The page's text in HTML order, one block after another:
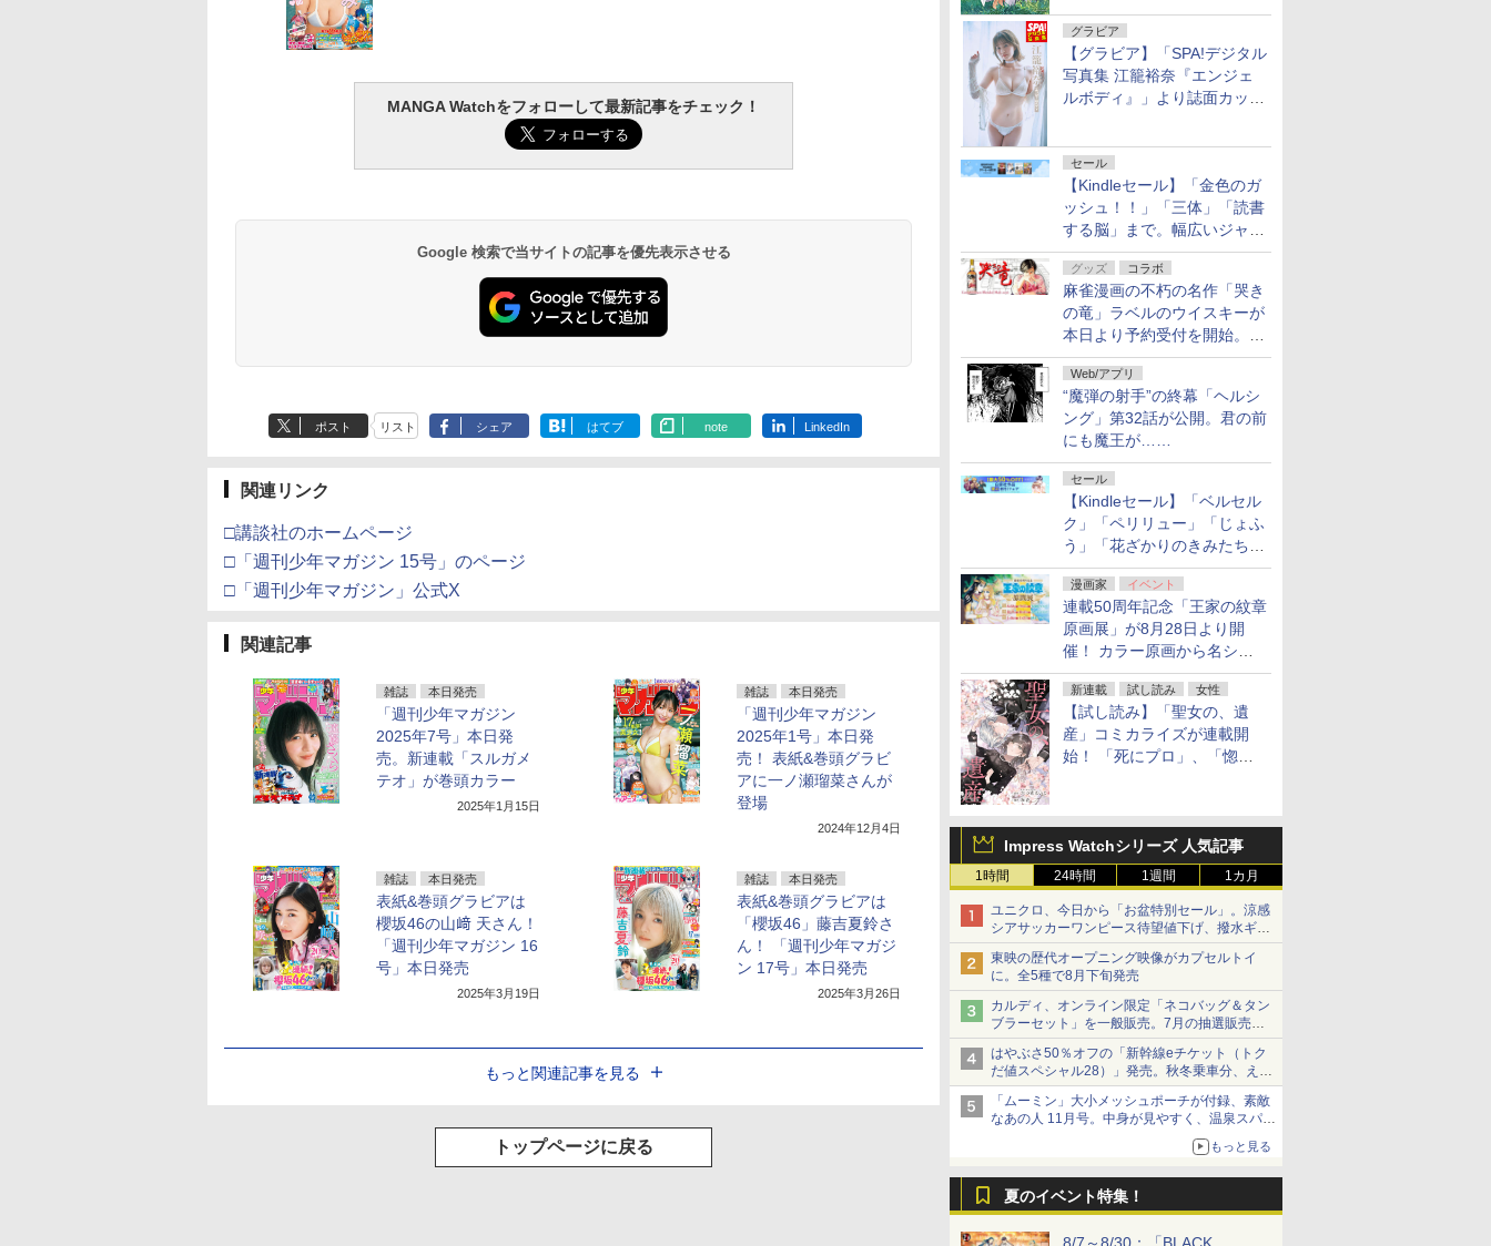
グラビア
【グラビア】「SPA!デジタル
写真集 江籠裕奈『エンジェ
ルボディ』」より誌面カット
セール
【Kindleセール】「金色のガ
ッシュ！！」「三体」「読書
する脳」まで。幅広いジャン
ルの電子書籍が最大65％オ
フ！「Kindle本サマーセー
ル」第2弾が開催中！
グッズ コラボ
麻雀漫画の不朽の名作「哭き
の竜」ラベルのウイスキーが
本日より予約受付を開始。8
月16日まで
Web/アプリ
“魔弾の射手”の終幕「ヘルシ
ング」第32話が公開。君の前
にも魔王が……
セール
【Kindleセール】「ベルセル
ク」「ペリリュー」「じょふ
う」「花ざかりのきみたち
へ」などが最大50％オフ！
「白泉社 夏の大割引セー
ル」が開催中！
漫画家 イベント
連載50周年記念「王家の紋章
原画展」が8月28日より開
催！ カラー原画から名シー
ンの原稿まで
新連載 試し読み 女性
【試し読み】「聖女の、遺
産」コミカライズが連載開
始！ 「死にプロ」、「惚れ
Impress Watchシリーズ 人気記事
1時間 24時間 1週間 1カ月
ユニクロ、今日から「お盆特別セール」。涼感
シアサッカーワンピース待望値下げ、撥水ギア
ショーツは1990円に
東映の歴代オープニング映像がカプセルトイ
に。全5種で8月下旬発売
カルディ、オンライン限定「ネコバッグ＆タン
ブラーセット」を一般販売。7月の抽選販売の
当選無効分
はやぶさ50％オフの「新幹線eチケット（トク
だ値スペシャル28）」発売。秋冬乗車分、えき
ねっと限定
「ムーミン」大小メッシュポーチが付録、素敵
なあの人 11月号。中身が見やすく、温泉スパに
もっと見る
夏のイベント特集！
MANGA Watchをフォローして最新記事をチェック！
Google 検索で当サイトの記事を優先表示させる
ポスト リスト シェア はてブ note LinkedIn
関連リンク
□講談社のホームページ
□「週刊少年マガジン 15号」のページ
□「週刊少年マガジン」公式X
関連記事
雑誌 本日発売
「週刊少年マガジン
2025年7号」本日発
売。新連載「スルガメ
テオ」が巻頭カラー
2025年1月15日
雑誌 本日発売
「週刊少年マガジン
2025年1号」本日発
売！ 表紙&巻頭グラビ
アに一ノ瀬瑠菜さんが
登場
2024年12月4日
雑誌 本日発売
表紙&巻頭グラビアは
櫻坂46の山﨑 天さん！
「週刊少年マガジン 16
号」本日発売
2025年3月19日
雑誌 本日発売
表紙&巻頭グラビアは
「櫻坂46」藤吉夏鈴さ
ん！ 「週刊少年マガジ
ン 17号」本日発売
2025年3月26日
もっと関連記事を見る
トップページに戻る